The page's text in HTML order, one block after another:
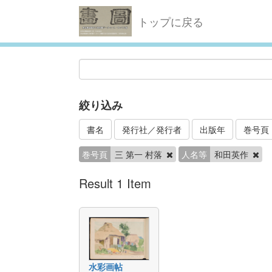
トップに戻る
絞り込み
書名 発行社／発行者 出版年 巻号頁
巻号頁 三 第一 村落 人名等 和田英作
Result 1 Item
水彩画帖